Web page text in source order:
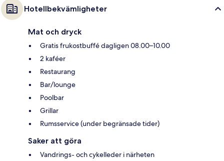
Hotellbekvämligheter
Mat och dryck
Gratis frukostbuffé dagligen 08.00–10.00
2 kaféer
Restaurang
Bar/lounge
Poolbar
Grillar
Rumsservice (under begränsade tider)
Saker att göra
Vandrings- och cykelleder i närheten